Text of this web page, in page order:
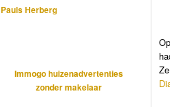
Pauls Herberg
Immogo huizenadvertenties
zonder makelaar